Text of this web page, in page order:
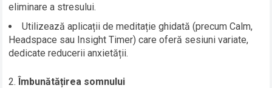
eliminare a stresului.
Utilizează aplicații de meditație ghidată (precum Calm,
Headspace sau Insight Timer) care oferă sesiuni variate,
dedicate reducerii anxietății.
Îmbunătățirea somnului